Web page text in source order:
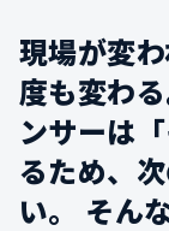
現場が変
度も変わ
ンサーは
るため、
い。 そん